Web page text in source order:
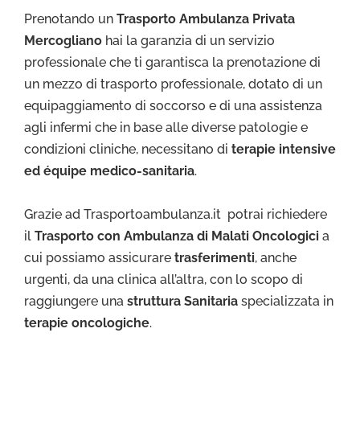
Prenotando un Trasporto Ambulanza Privata
Mercogliano hai la garanzia di un servizio
professionale che ti garantisca la prenotazione di
un mezzo di trasporto professionale, dotato di un
equipaggiamento di soccorso e di una assistenza
agli infermi che in base alle diverse patologie e
condizioni cliniche, necessitano di terapie intensive
ed équipe medico-sanitaria.
Grazie ad Trasportoambulanza.it potrai richiedere
il Trasporto con Ambulanza di Malati Oncologici a
cui possiamo assicurare trasferimenti, anche
urgenti, da una clinica all’altra, con lo scopo di
raggiungere una struttura Sanitaria specializzata in
terapie oncologiche.